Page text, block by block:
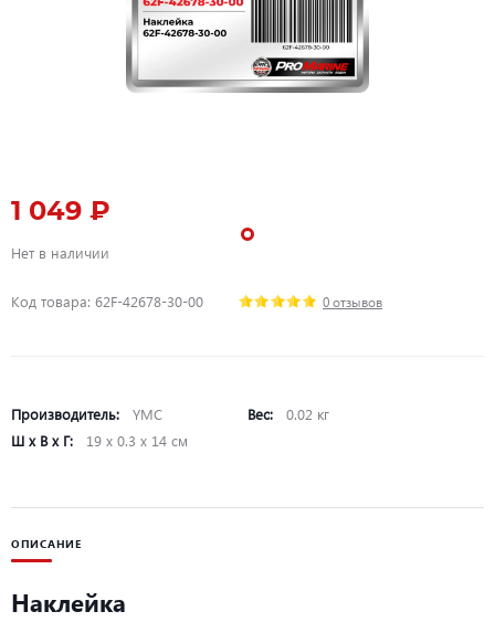
1 049 ₽
Нет в наличии
Код товара: 62F-42678-30-00 0 отзывов
Производитель: YMC Вес:
0.02 кг
Ш х В х Г:
19 х 0.3 х 14 см
ОПИСАНИЕ
Наклейка